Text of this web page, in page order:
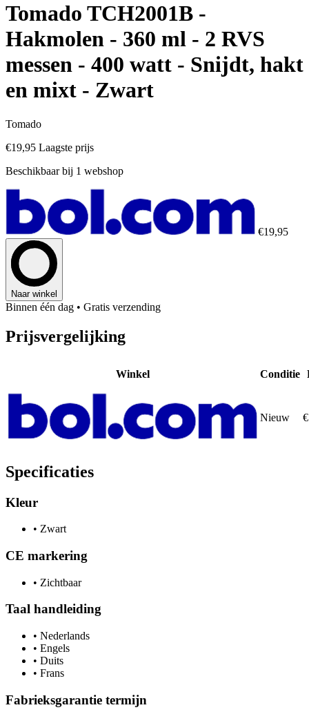
Tomado TCH2001B -
Hakmolen - 360 ml - 2 RVS
messen - 400 watt - Snijdt, hakt
en mixt - Zwart
Tomado
€19,95 Laagste prijs
Beschikbaar bij 1 webshop
€19,95
Naar winkel
Binnen één dag • Gratis verzending
Prijsvergelijking
Winkel Conditie
Nieuw
Specificaties
Kleur
• Zwart
CE markering
• Zichtbaar
Taal handleiding
• Nederlands
• Engels
• Duits
• Frans
Fabrieksgarantie termijn